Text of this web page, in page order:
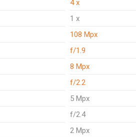
4 x
1 x
108 Mpx
f/1.9
8 Mpx
f/2.2
5 Mpx
f/2.4
2 Mpx